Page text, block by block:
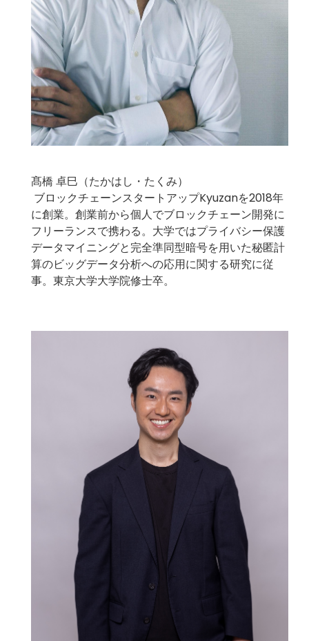
髙橋 卓巳（たかはし・たくみ）
ブロックチェーンスタートアップKyuzanを2018年
に創業。創業前から個人でブロックチェーン開発に
フリーランスで携わる。大学ではプライバシー保護
データマイニングと完全準同型暗号を用いた秘匿計
算のビッグデータ分析への応用に関する研究に従
事。東京大学大学院修士卒。